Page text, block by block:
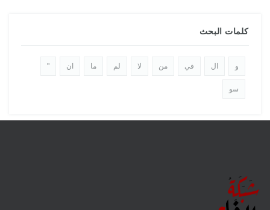
كلمات البحث
و ال في من لا لم ما ان "
سو